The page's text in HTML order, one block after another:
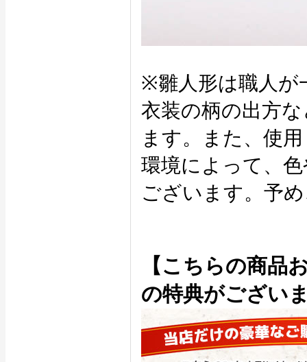
※雛人形は職人が
衣装の柄の出方
ます。また、使
環境によって、
ございます。予
【こちらの商品
の特典がござい